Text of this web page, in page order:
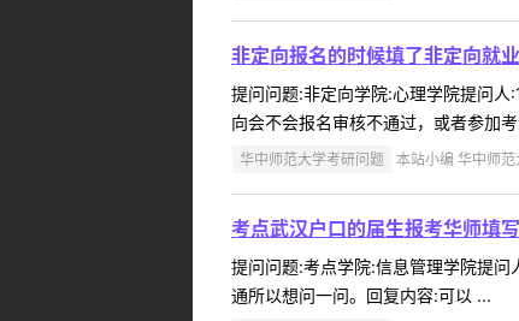
非定向报名的时候填了非定向就
提问问题:非定向学院:心理学院提问
向会不会报名审核不通过，或者参加
华中师范大学考研问题 本站小编 华中师
考点武汉户口的届生报考华师填
提问问题:考点学院:信息管理学院提
通所以想问一问。回复内容:可以 ...